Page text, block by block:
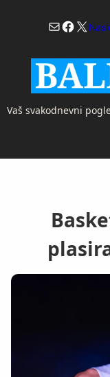
MailX
Vaš svakodnevni